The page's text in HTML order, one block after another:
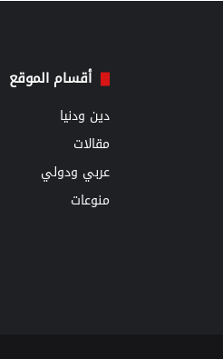
أقسام الموقع
دين ودنيا
مقالات
عربي ودولي
منوعات